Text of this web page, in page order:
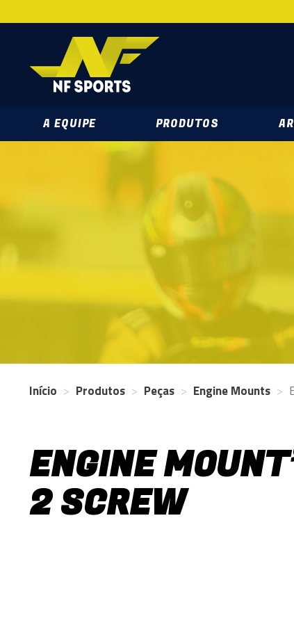
A EQUIPE PRODUTOS
Início Produtos Peças Engine Mounts
ENGINE
2 SCREW